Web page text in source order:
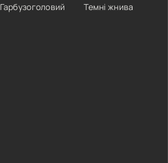
Гарбузоголовий Темні жнива